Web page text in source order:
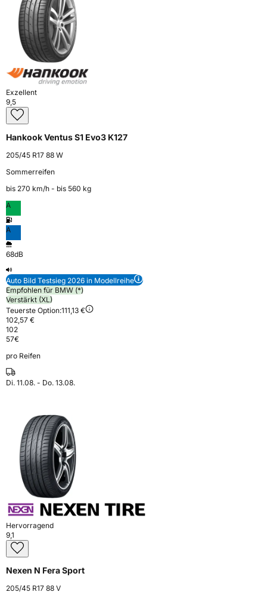
Exzellent
9,5
Hankook Ventus S1 Evo3 K127
205/45 R17 88 W
Sommerreifen
bis 270 km⁠/⁠h - bis 560 kg
A
A
68dB
Auto Bild Testsieg 2026 in Modellreihe
Empfohlen für BMW (*)
Verstärkt (XL)
Teuerste Option:111,13 €
102,57 €
102
57€
pro Reifen
Di. 11.08. - Do. 13.08.
Hervorragend
9,1
Nexen N Fera Sport
205/45 R17 88 V